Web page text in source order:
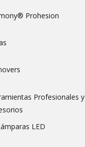
Prohesion
Profesionales y
LED